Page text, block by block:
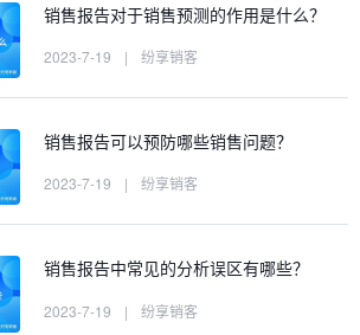
销售报告对于销售预测的作用是什么？
2023-7-19 | 纷享销客
销售报告可以预防哪些销售问题？
2023-7-19 | 纷享销客
销售报告中常见的分析误区有哪些？
2023-7-19 | 纷享销客